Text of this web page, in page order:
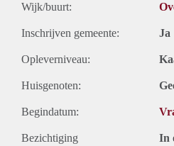
Wijk/buurt:
Inschrijven gemeente: Ja
Opleverniveau:
Huisgenoten:
Begindatum:
Bezichtiging In